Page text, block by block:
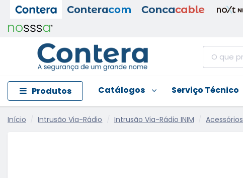
Produtos Catálogos Serviço Técnico
Início Intrusão Via-Rádio Intrusão Via-Rádio INIM Acessórios